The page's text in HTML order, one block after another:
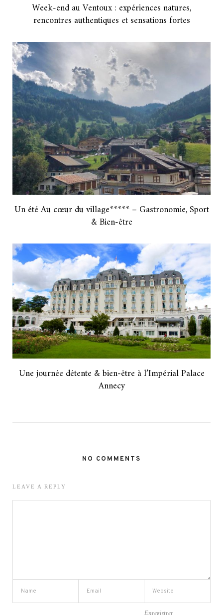
Week-end au Ventoux : expériences natures,
rencontres authentiques et sensations fortes
Un été Au cœur du village***** – Gastronomie, Sport
& Bien-être
Une journée détente & bien-être à l’Impérial Palace
Annecy
NO COMMENTS
LEAVE A REPLY